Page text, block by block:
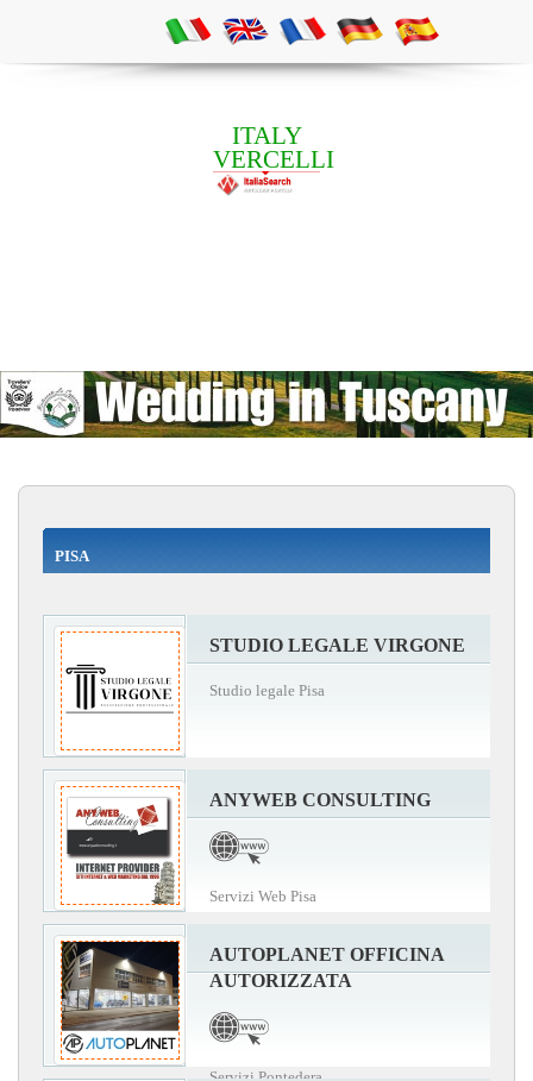
ITALY
VERCELLI
PISA
STUDIO LEGALE VIRGONE
Studio legale Pisa
ANYWEB CONSULTING
Servizi Web Pisa
AUTOPLANET OFFICINA
AUTORIZZATA
Servizi Pontedera